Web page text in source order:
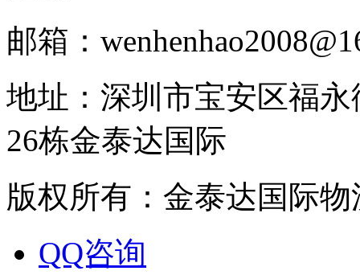
邮箱：
地址：深圳市宝安区福
26栋金泰达国际
版权所有：金泰达国际物
QQ咨询